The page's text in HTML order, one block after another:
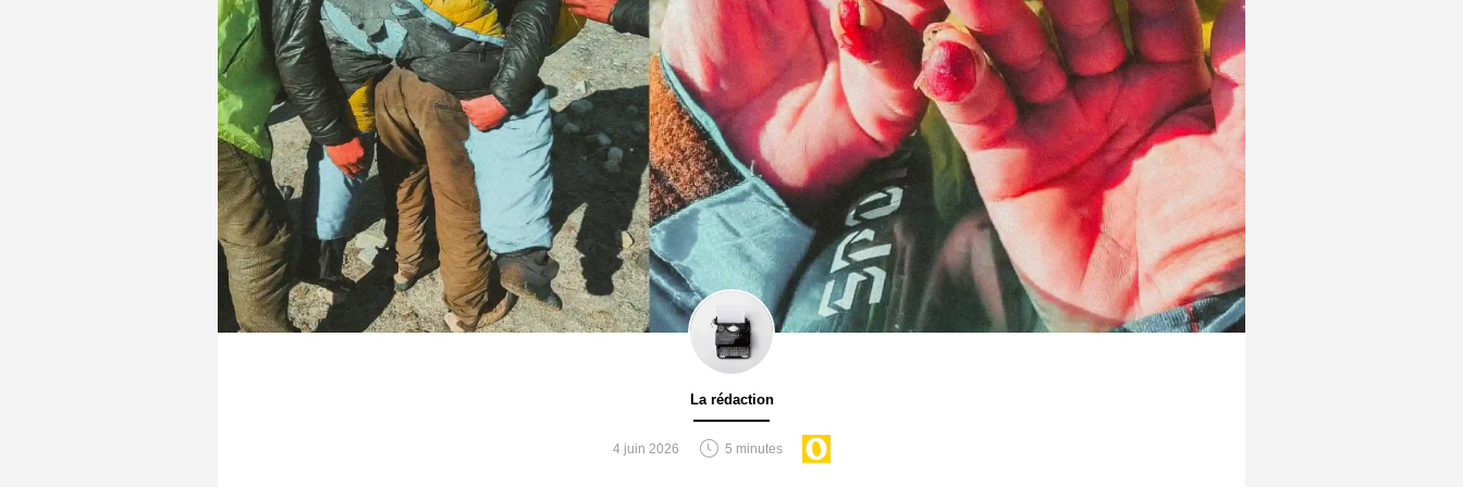
différente de la voie normale, serait donc une première, à laquelle il semble travailler
avec méthode. Et peut-être aussi avec un certain sens de la mise en scène, diront ses
détracteurs.
Film : « À l’assaut de l’Everest », seul sur le toit du
monde
Produit par Arte, ce documentaire de 32 minutes retrace l’extraordinaire tentative de
février 2020 du jeune alpiniste qui, après avoir atteint l’arête ouest de l’Everest à 7366
mètres, devra renoncer – épuisé et sans marge de sécurité. Il est disponible jusqu’au 28
La rédaction
4 juin 2026 5 minutes